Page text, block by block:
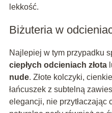
lekkość.
Biżuteria w
Najlepiej w tym przypadku
ciepłych odcieniach złota
nude. Złote kolczyki,
łańcuszek z subtelną
elegancji, nie przytłaczając